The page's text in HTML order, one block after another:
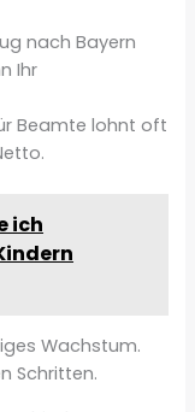
nach Bayern
Ihr
Beamte lohnt oft
ich
Wachstum.
Schritten.